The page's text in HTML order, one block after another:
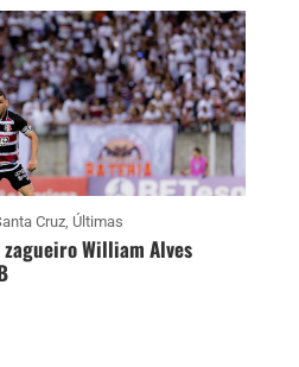
Cruz, Últimas
William Alves